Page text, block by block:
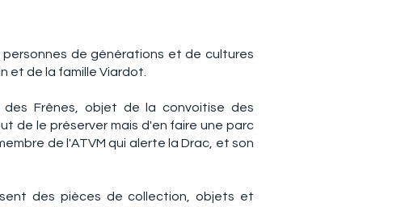
de générations et de cultures
et de la famille Viardot.
des Frênes, objet de la convoitise des
de le préserver mais d'en faire une parc
de l'ATVM qui alerte la Drac, et son
des pièces de collection, objets et